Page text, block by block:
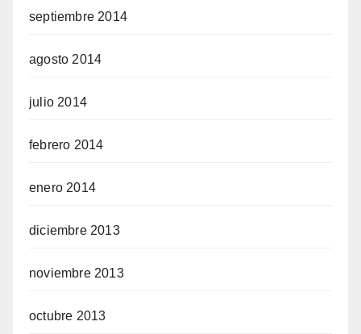
septiembre 2014
agosto 2014
julio 2014
febrero 2014
enero 2014
diciembre 2013
noviembre 2013
octubre 2013